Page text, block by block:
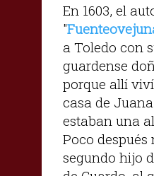
En 1603, el
"
a Toledo con
guardense
porque allí
casa de
estaban una
Poco después
segundo hijo